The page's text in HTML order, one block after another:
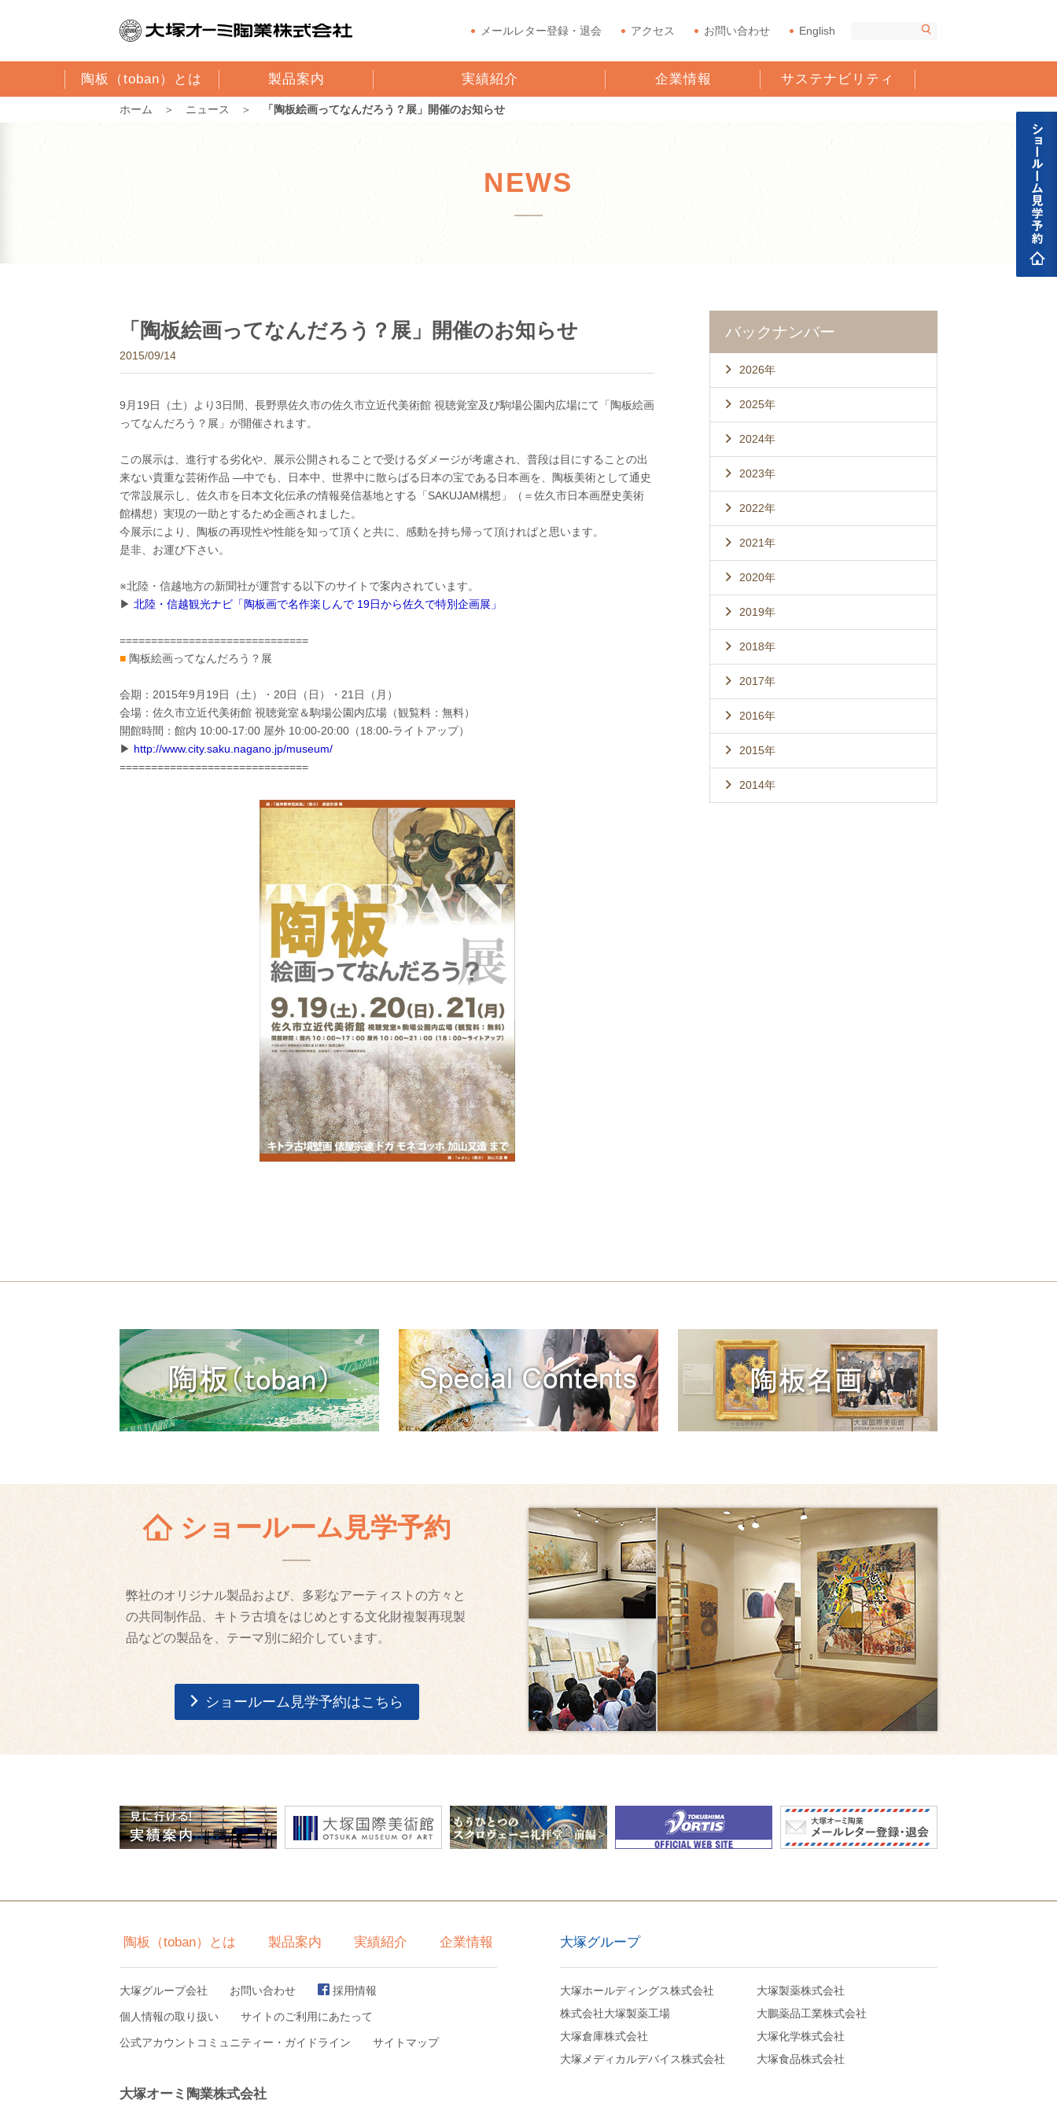
メールレター登録・退会 アクセス お問い合わせ English
陶板（toban）とは 製品案内 実績紹介 企業情報 サステナビリティ
ホーム ＞ ニュース ＞ 「陶板絵画ってなんだろう？展」開催のお知らせ
NEWS
「陶板絵画ってなんだろう？展」開催のお知らせ
2015/09/14
9月19日（土）より3日間、長野県佐久市の佐久市立近代美術館 視聴覚室及び駒場公園内広場にて「陶板絵画
ってなんだろう？展」が開催されます。
この展示は、進行する劣化や、展示公開されることで受けるダメージが考慮され、普段は目にすることの出
来ない貴重な芸術作品 ―中でも、日本中、世界中に散らばる日本の宝である日本画を、陶板美術として通史
で常設展示し、佐久市を日本文化伝承の情報発信基地とする「SAKUJAM構想」（＝佐久市日本画歴史美術
館構想）実現の一助とするため企画されました。
今展示により、陶板の再現性や性能を知って頂くと共に、感動を持ち帰って頂ければと思います。
是非、お運び下さい。
※北陸・信越地方の新聞社が運営する以下のサイトで案内されています。
▶ 北陸・信越観光ナビ「陶板画で名作楽しんで 19日から佐久で特別企画展」
==============================
■ 陶板絵画ってなんだろう？展
会期：2015年9月19日（土）・20日（日）・21日（月）
会場：佐久市立近代美術館 視聴覚室＆駒場公園内広場（観覧料：無料）
開館時間：館内 10:00-17:00 屋外 10:00-20:00（18:00-ライトアップ）
▶ http://www.city.saku.nagano.jp/museum/
==============================
バックナンバー
2026年
2025年
2024年
2023年
2022年
2021年
2020年
2019年
2018年
2017年
2016年
2015年
2014年
ショールーム見学予約
弊社のオリジナル製品および、多彩なアーティストの方々と
の共同制作品、キトラ古墳をはじめとする文化財複製再現製
品などの製品を、テーマ別に紹介しています。
ショールーム見学予約はこちら
陶板（toban）とは 製品案内 実績紹介 企業情報
大塚グループ会社 お問い合わせ 採用情報
個人情報の取り扱い サイトのご利用にあたって
公式アカウントコミュニティー・ガイドライン サイトマップ
大塚グループ
大塚ホールディングス株式会社
大塚製薬株式会社
株式会社大塚製薬工場
大鵬薬品工業株式会社
大塚倉庫株式会社
大塚化学株式会社
大塚メディカルデバイス株式会社
大塚食品株式会社
大塚オーミ陶業株式会社